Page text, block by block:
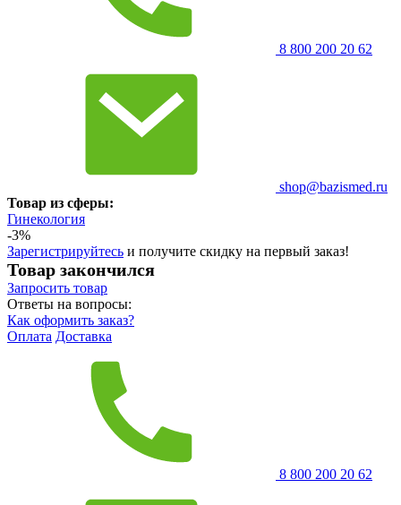
8 800 200 20 62
shop@bazismed.ru
Товар из сферы:
Гинекология
-3%
Зарегистрируйтесь и получите скидку на первый заказ!
Товар закончился
Запросить товар
Ответы на вопросы:
Как оформить заказ?
Оплата Доставка
8 800 200 20 62